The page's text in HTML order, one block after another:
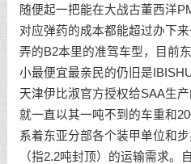
随便起一把能在大战古董西洋
对应弹药的成本都能超过办下
弄的B2本里的准驾车型，目前
小最便宜最亲民的仍旧是
天津伊比淑官方授权给SAA生
就一直以其一吨不到的车重和
系着东亚分部各个装甲单位和
（指2.2吨封顶）的运输需求。